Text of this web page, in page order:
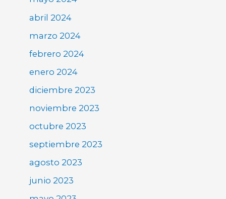
abril 2024
marzo 2024
febrero 2024
enero 2024
diciembre 2023
noviembre 2023
octubre 2023
septiembre 2023
agosto 2023
junio 2023